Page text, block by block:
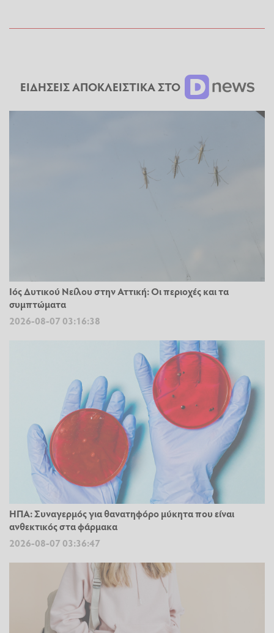
ΕΙΔΗΣΕΙΣ ΑΠΟΚΛΕΙΣΤΙΚΑ ΣΤΟ
Ιός Δυτικού Νείλου στην Αττική: Οι περιοχές και τα
συμπτώματα
2026-08-07 03:16:38
ΗΠΑ: Συναγερμός για θανατηφόρο μύκητα που είναι
ανθεκτικός στα φάρμακα
2026-08-07 03:36:47